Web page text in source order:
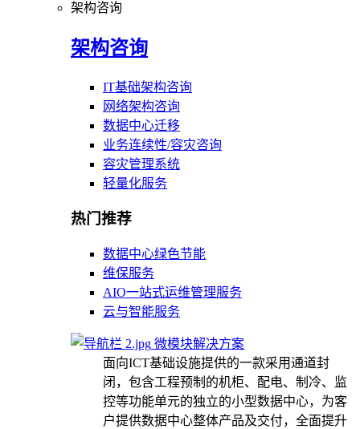
架构咨询
架构咨询
IT基础架构咨询
网络架构咨询
数据中心迁移
业务连续性/容灾咨询
容灾管理系统
轻量化服务
热门推荐
数据中心绿色节能
维保服务
AIO一站式运维管理服务
云与智能服务
微模块解决方案
面向ICT基础设施提供的一款采用通道封
闭，包含工程预制的机柜、配电、制冷、监
控等功能单元的独立的小型数据中心，为客
户提供数据中心整体产品及交付，全面提升